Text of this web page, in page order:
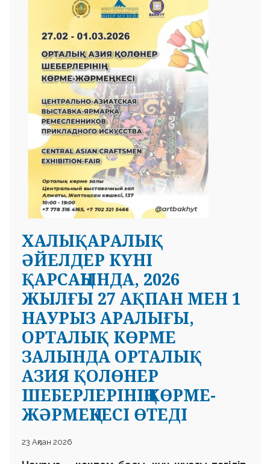
ХАЛЫҚАРАЛЫҚ
ӘЙЕЛДЕР КҮНІ
ҚАРСАҢЫНДА, 2026
ЖЫЛҒЫ 27 АҚПАН МЕН 1
НАУРЫЗ АРАЛЫҒЫ,
ОРТАЛЫҚ КӨРМЕ
ЗАЛЫНДА ОРТАЛЫҚ
АЗИЯ ҚОЛӨНЕР
ШЕБЕРЛЕРІНІҢ КӨРМЕ-
ЖӘРМЕҢКЕСІ ӨТЕДІ
23 Ақпан 2026